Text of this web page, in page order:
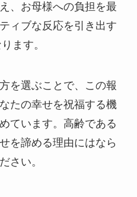
、お母様への負担を最
ィブな反応を引き出す
ます。
を選ぶことで、この報
たの幸せを祝福する機
ています。高齢である
を諦める理由にはなら
さい。